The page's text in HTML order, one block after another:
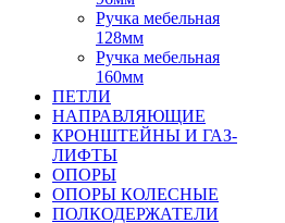
Ручка мебельная
128мм
Ручка мебельная
160мм
ПЕТЛИ
НАПРАВЛЯЮЩИЕ
КРОНШТЕЙНЫ И ГАЗ-
ЛИФТЫ
ОПОРЫ
ОПОРЫ КОЛЕСНЫЕ
ПОЛКОДЕРЖАТЕЛИ